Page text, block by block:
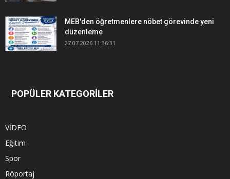
MEB'den öğretmenlere nöbet görevinde yeni
düzenleme
27.07.2026 11:36:31
POPÜLER KATEGORİLER
VİDEO
Eğitim
Spor
Röportaj